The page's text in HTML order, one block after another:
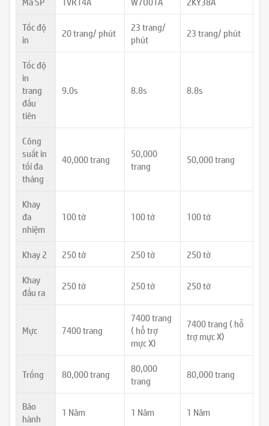
Tốc độ
in
20 trang/ phút
23 trang/
phút
23 trang/ phút
Tốc độ
in
trang
đầu
tiên
9.0s 8.8s 8.8s
Công
suất in
tối đa
tháng
40,000 trang
50,000
trang
50,000 trang
Khay
đa
nhiệm
100 tờ 100 tờ 100 tờ
Khay 2 250 tờ 250 tờ
250 tờ
Khay
đầu ra
250 tờ 250 tờ 250 tờ
Mực 7400 trang
7400 trang
( hỗ trợ
mực X)
7400 trang ( hỗ
trợ mực X)
Trống 80,000 trang
80,000
trang
80,000 trang
Bảo
hành
1 Năm 1 Năm 1 Năm